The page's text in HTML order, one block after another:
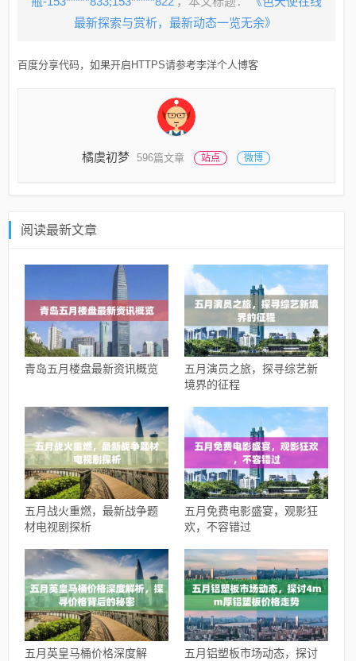
最新探索与赏析，最新动态一览无余》
百度分享代码，如果开启HTTPS请参考李洋个人博客
橘虞初梦 596篇文章 站点 微博
阅读最新文章
青岛五月楼盘最新资讯概览
五月演员之旅，探寻综艺新
境界的征程
五月战火重燃，最新战争题
材电视剧探析
五月免费电影盛宴，观影狂
欢，不容错过
五月英皇马桶价格深度解
五月铝塑板市场动态，探讨